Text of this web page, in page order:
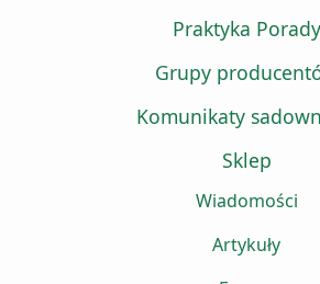
Praktyka Porady
Grupy
Komunikaty
Sklep
Wiadomości
Artykuły